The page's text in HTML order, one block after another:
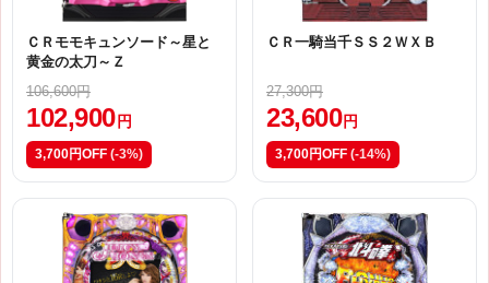
ＣＲモモキュンソード～星と
黄金の太刀～Ｚ
106,600円
102,900 円
3,700円OFF (-3%)
ＣＲ一騎当千ＳＳ２ＷＸＢ
27,300円
23,600 円
3,700円OFF (-14%)